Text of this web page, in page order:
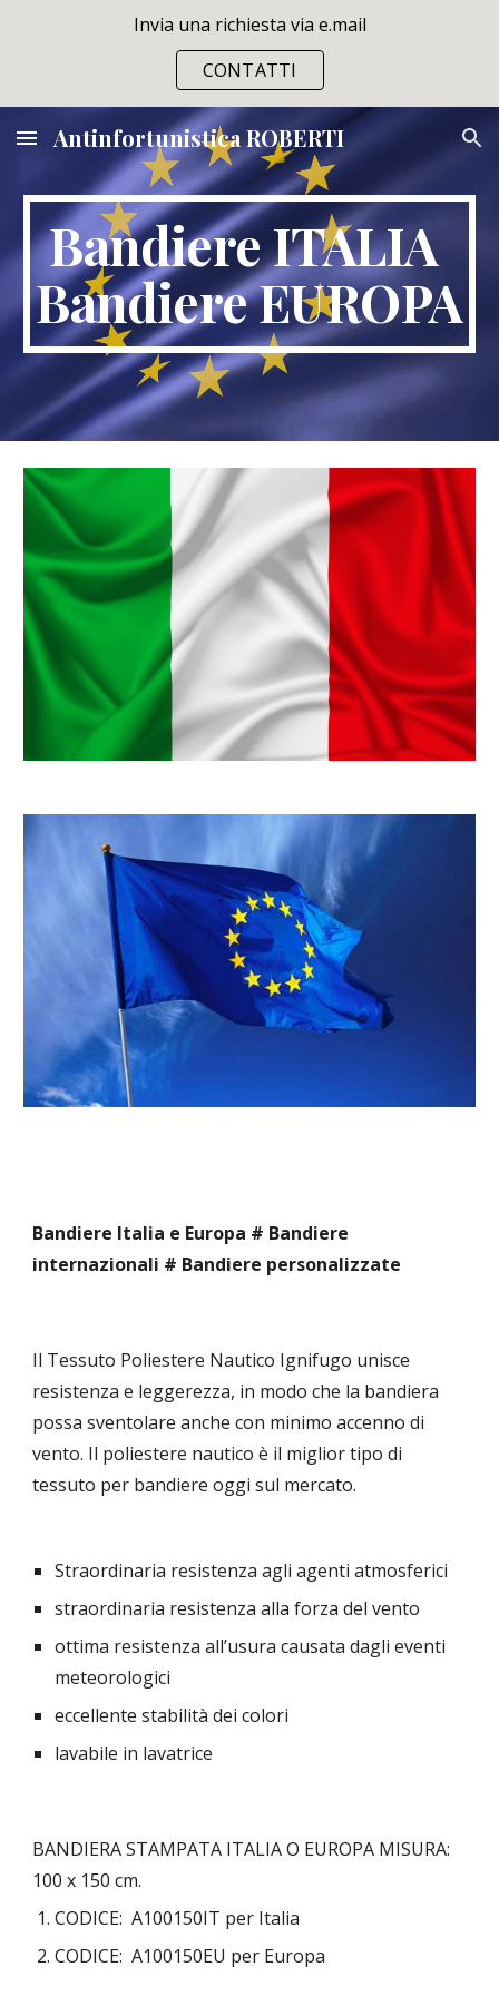
Invia una richiesta via e.mail
CONTATTI
Antinfortunistica ROBERTI
Bandiere ITALIA
Bandiere EUROPA
Bandiere Italia e Europa # Bandiere
internazionali # Bandiere personalizzate
Il Tessuto Poliestere Nautico Ignifugo unisce
resistenza e leggerezza, in modo che la bandiera
possa sventolare anche con minimo accenno di
vento. Il poliestere nautico è il miglior tipo di
tessuto per bandiere oggi sul mercato.
Straordinaria resistenza agli agenti atmosferici
straordinaria resistenza alla forza del vento
ottima resistenza all’usura causata dagli eventi
meteorologici
eccellente stabilità dei colori
lavabile in lavatrice
BANDIERA STAMPATA ITALIA O EUROPA MISURA:
100 x 150 cm.
CODICE:  A100150IT per Italia
CODICE:  A100150EU per Europa